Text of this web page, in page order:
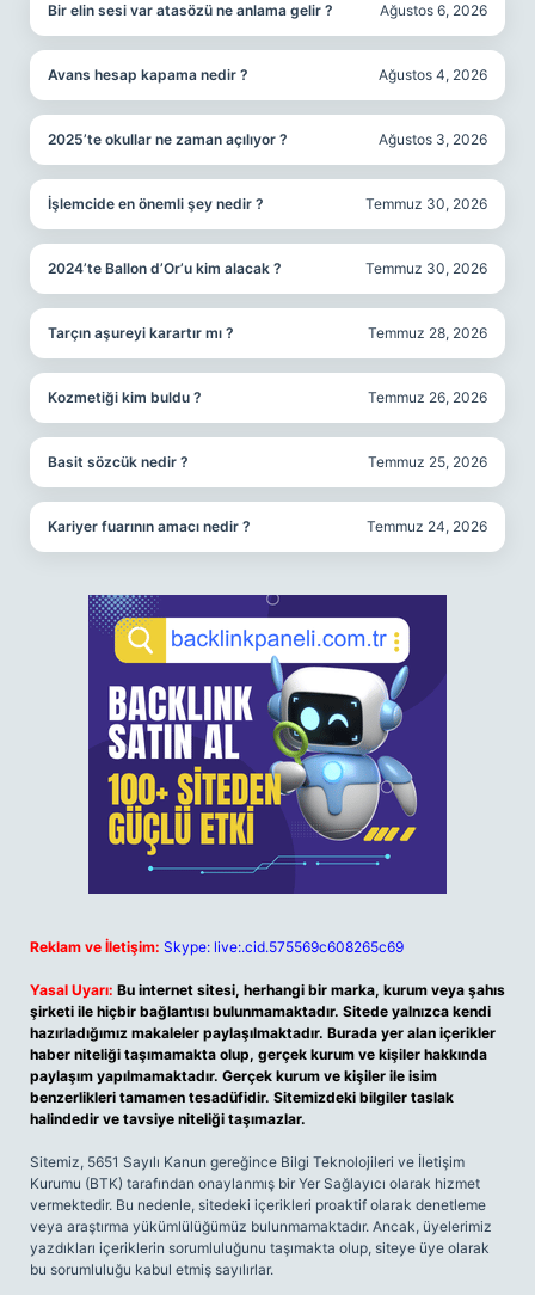
Bir elin sesi var atasözü ne anlama gelir ? Ağustos 6, 2026
Avans hesap kapama nedir ? Ağustos 4, 2026
2025’te okullar ne zaman açılıyor ? Ağustos 3, 2026
İşlemcide en önemli şey nedir ? Temmuz 30, 2026
2024’te Ballon d’Or’u kim alacak ? Temmuz 30, 2026
Tarçın aşureyi karartır mı ? Temmuz 28, 2026
Kozmetiği kim buldu ? Temmuz 26, 2026
Basit sözcük nedir ? Temmuz 25, 2026
Kariyer fuarının amacı nedir ? Temmuz 24, 2026
Reklam ve İletişim: Skype: live:.cid.575569c608265c69
Yasal Uyarı: Bu internet sitesi, herhangi bir marka, kurum veya şahıs
şirketi ile hiçbir bağlantısı bulunmamaktadır. Sitede yalnızca kendi
hazırladığımız makaleler paylaşılmaktadır. Burada yer alan içerikler
haber niteliği taşımamakta olup, gerçek kurum ve kişiler hakkında
paylaşım yapılmamaktadır. Gerçek kurum ve kişiler ile isim
benzerlikleri tamamen tesadüfidir. Sitemizdeki bilgiler taslak
halindedir ve tavsiye niteliği taşımazlar.
Sitemiz, 5651 Sayılı Kanun gereğince Bilgi Teknolojileri ve İletişim
Kurumu (BTK) tarafından onaylanmış bir Yer Sağlayıcı olarak hizmet
vermektedir. Bu nedenle, sitedeki içerikleri proaktif olarak denetleme
veya araştırma yükümlülüğümüz bulunmamaktadır. Ancak, üyelerimiz
yazdıkları içeriklerin sorumluluğunu taşımakta olup, siteye üye olarak
bu sorumluluğu kabul etmiş sayılırlar.